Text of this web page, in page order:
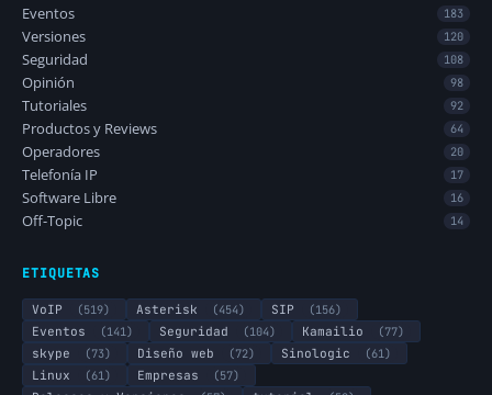
Eventos 183
Versiones 120
Seguridad 108
Opinión 98
Tutoriales 92
Productos y Reviews 64
Operadores 20
Telefonía IP 17
Software Libre 16
Off-Topic 14
ETIQUETAS
VoIP (519) Asterisk (454) SIP
(156)
Eventos
(141) Seguridad (104) Kamailio
(77)
skype
(73) Diseño web (72) Sinologic
(61)
Linux
(61) Empresas
(57)